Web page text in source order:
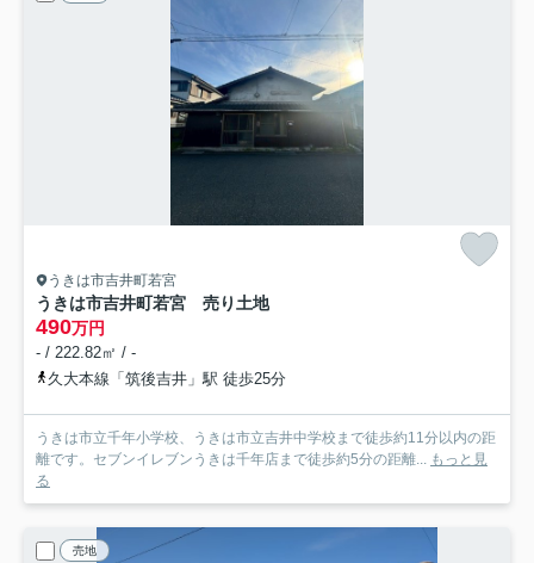
うきは市吉井町若宮
うきは市吉井町若宮 売り土地
490万円
- / 222.82㎡ / -
久大本線「筑後吉井」駅 徒歩25分
うきは市立千年小学校、うきは市立吉井中学校まで徒歩約11分以内の距
離です。セブンイレブンうきは千年店まで徒歩約5分の距離... もっと見
る
売地